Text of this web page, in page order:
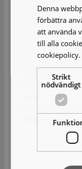
Denna
förbättra
att använda
till alla
cookiepolicy.
Strikt
nödvändigt